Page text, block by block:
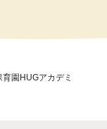
園HUGアカデミ